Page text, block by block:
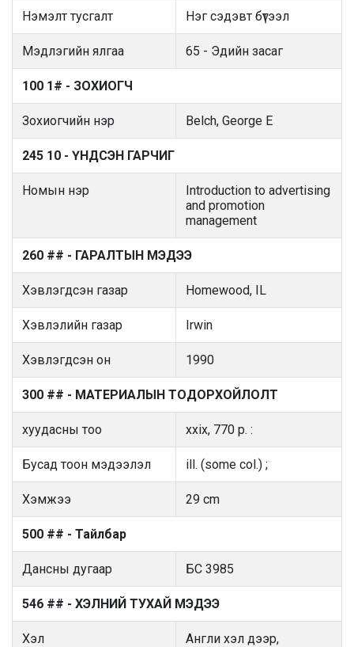
Нэмэлт тусгалт Нэг сэдэвт бүтээл
Мэдлэгийн ялгаа 65 - Эдийн засаг
100 1# - ЗОХИОГЧ
Зохиогчийн нэр Belch, George E
245 10 - ҮНДСЭН ГАРЧИГ
Номын нэр
Introduction to advertising
and promotion
management
260 ## - ГАРАЛТЫН МЭДЭЭ
Хэвлэгдсэн газар Homewood, IL
Хэвлэлийн газар Irwin
Хэвлэгдсэн он 1990
300 ## - МАТЕРИАЛЫН ТОДОРХОЙЛОЛТ
хуудасны тоо xxix, 770 p. :
Бусад тоон мэдээлэл ill. (some col.) ;
Хэмжээ 29 cm
500 ## - Тайлбар
Дансны дугаар БС 3985
546 ## - ХЭЛНИЙ ТУХАЙ МЭДЭЭ
Хэл Англи хэл дээр,